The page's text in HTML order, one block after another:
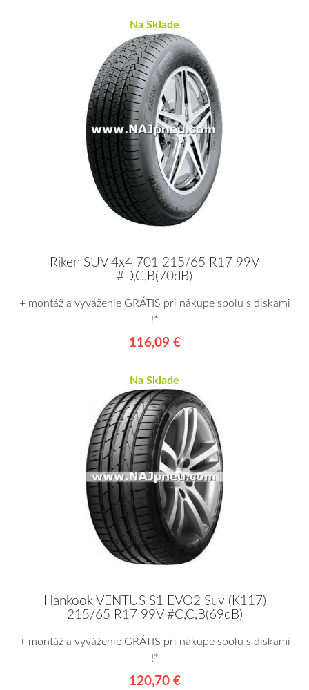
Na Sklade
Riken SUV 4x4 701 215/65 R17 99V
#D,C,B(70dB)
+ montáž a vyváženie GRÁTIS pri nákupe spolu s diskami
!*
116,09 €
Na Sklade
Hankook VENTUS S1 EVO2 Suv (K117)
215/65 R17 99V #C,C,B(69dB)
+ montáž a vyváženie GRÁTIS pri nákupe spolu s diskami
!*
120,70 €